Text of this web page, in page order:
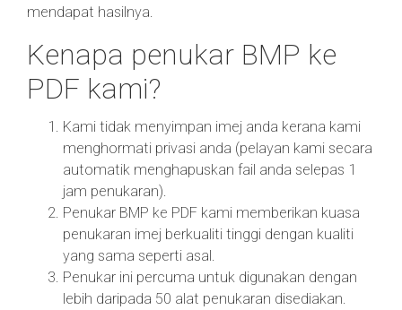
mendapat hasilnya.
Kenapa penukar BMP ke
PDF kami?
Kami tidak menyimpan imej anda kerana kami
menghormati privasi anda (pelayan kami secara
automatik menghapuskan fail anda selepas 1
jam penukaran).
Penukar BMP ke PDF kami memberikan kuasa
penukaran imej berkualiti tinggi dengan kualiti
yang sama seperti asal.
Penukar ini percuma untuk digunakan dengan
lebih daripada 50 alat penukaran disediakan.